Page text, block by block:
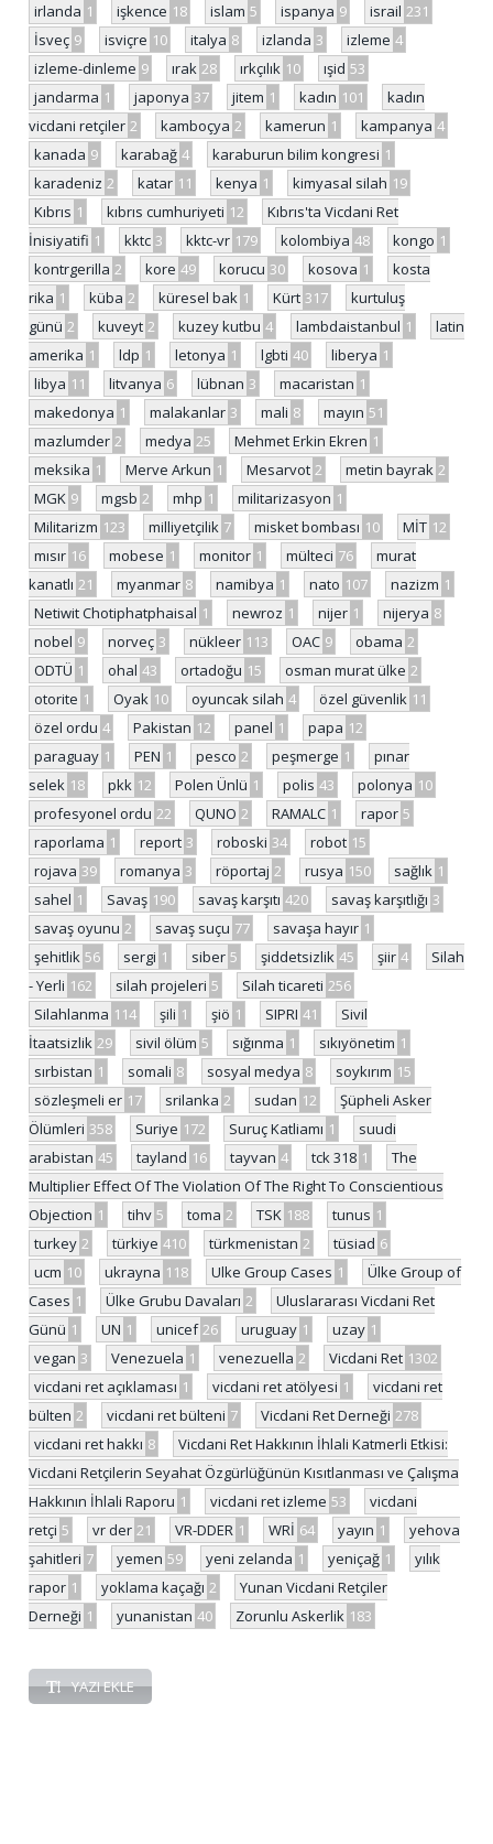
irlanda 1 işkence 18 islam 5 ispanya 9 israil 231
İsveç 9 isviçre 10 italya 8 izlanda 3 izleme 4
izleme-dinleme 9 ırak 28 ırkçılık 10 ışid 53
jandarma 1 japonya 37 jitem 1 kadın 101
kadın
vicdani retçiler 2 kamboçya 2 kamerun 1 kampanya 4
kanada 9 karabağ 4 karaburun bilim kongresi 1
karadeniz 2 katar 11 kenya 1 kimyasal silah 19
Kıbrıs 1 kıbrıs cumhuriyeti 12
Kıbrıs'ta Vicdani Ret
İnisiyatifi 1 kktc 3 kktc-vr 179 kolombiya 48 kongo 1
kontrgerilla 2 kore 49 korucu 30 kosova 1
kosta
rika 1 küba 2 küresel bak 1 Kürt 317
kurtuluş
günü 2 kuveyt 2 kuzey kutbu 4 lambdaistanbul 1
latin
amerika 1 ldp 1 letonya 1 lgbti 40 liberya 1
libya 11 litvanya 6 lübnan 3 macaristan 1
makedonya 1 malakanlar 3 mali 8 mayın 51
mazlumder 2 medya 25 Mehmet Erkin Ekren 1
meksika 1 Merve Arkun 1 Mesarvot 2 metin bayrak 2
MGK 9 mgsb 2 mhp 1 militarizasyon 1
Militarizm 123 milliyetçilik 7 misket bombası 10 MİT 12
mısır 16 mobese 1 monitor 1 mülteci 76
murat
kanatlı 21 myanmar 8 namibya 1 nato 107 nazizm 1
Netiwit Chotiphatphaisal 1 newroz 1 nijer 1 nijerya 8
nobel 9 norveç 3 nükleer 113 OAC 9 obama 2
ODTÜ 1 ohal 43 ortadoğu 15 osman murat ülke 2
otorite 1 Oyak 10 oyuncak silah 4 özel güvenlik 11
özel ordu 4 Pakistan 12 panel 1 papa 12
paraguay 1 PEN 1 pesco 2 peşmerge 1
pınar
selek 18 pkk 12 Polen Ünlü 1 polis 43 polonya 10
profesyonel ordu 22 QUNO 2 RAMALC 1 rapor 5
raporlama 1 report 3 roboski 34 robot 15
rojava 39 romanya 3 röportaj 2 rusya 150 sağlık 1
sahel 1 Savaş 190 savaş karşıtı 420 savaş karşıtlığı 3
savaş oyunu 2 savaş suçu 77 savaşa hayır 1
şehitlik 56 sergi 1 siber 5 şiddetsizlik 45 şiir 4
Silah
- Yerli 162 silah projeleri 5 Silah ticareti 256
Silahlanma 114 şili 1 şiö 1 SIPRI 41
Sivil
İtaatsizlik 29 sivil ölüm 5 sığınma 1 sıkıyönetim 1
sırbistan 1 somali 8 sosyal medya 8 soykırım 15
sözleşmeli er 17 srilanka 2 sudan 12
Şüpheli Asker
Ölümleri 358 Suriye 172 Suruç Katliamı 1
suudi
arabistan 45 tayland 16 tayvan 4 tck 318 1
The
Multiplier Effect Of The Violation Of The Right To Conscientious
Objection 1 tihv 5 toma 2 TSK 188 tunus 1
turkey 2 türkiye 410 türkmenistan 2 tüsiad 6
ucm 10 ukrayna 118 Ulke Group Cases 1
Ülke Group of
Cases 1 Ülke Grubu Davaları 2
Uluslararası Vicdani Ret
Günü 1 UN 1 unicef 26 uruguay 1 uzay 1
vegan 3 Venezuela 1 venezuella 2 Vicdani Ret 1302
vicdani ret açıklaması 1 vicdani ret atölyesi 1
vicdani ret
bülten 2 vicdani ret bülteni 7 Vicdani Ret Derneği 278
vicdani ret hakkı 8
Vicdani Ret Hakkının İhlali Katmerli Etkisi:
Vicdani Retçilerin Seyahat Özgürlüğünün Kısıtlanması ve Çalışma
Hakkının İhlali Raporu 1 vicdani ret izleme 53
vicdani
retçi 5 vr der 21 VR-DDER 1 WRİ 64 yayın 1
yehova
şahitleri 7 yemen 59 yeni zelanda 1 yeniçağ 1
yılık
rapor 1 yoklama kaçağı 2
Yunan Vicdani Retçiler
Derneği 1 yunanistan 40 Zorunlu Askerlik 183
YAZI EKLE